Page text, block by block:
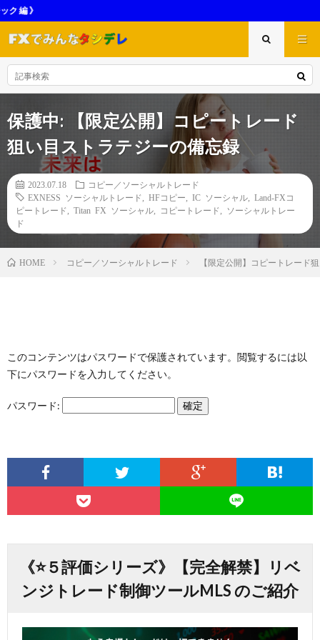
保護中: 【限定公開】コピートレード
狙い目ストラテジーの備忘録
2023.07.18
コピー／ソーシャルトレード
EXNESS ソーシャルトレード
HFコピー IC ソーシャル
Land-FXコ
ピートレード
Titan FX ソーシャル コピートレード
ソーシャルトレー
ド
HOME コピー／ソーシャルトレード 【限定公開】コピートレード
このコンテンツはパスワードで保護されています。閲覧するには以
下にパスワードを入力してください。
パスワード:
《⭐️５評価シリーズ》【完全解禁】リベ
ンジトレード制御ツールMLS のご紹介